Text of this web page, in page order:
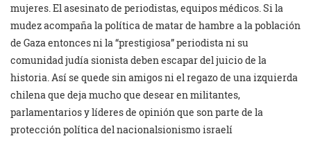
mujeres. El asesinato de periodistas, equipos médicos. Si la
mudez acompaña la política de matar de hambre a la población
de Gaza entonces ni la “prestigiosa” periodista ni su
comunidad judía sionista deben escapar del juicio de la
historia. Así se quede sin amigos ni el regazo de una izquierda
chilena que deja mucho que desear en militantes,
parlamentarios y líderes de opinión que son parte de la
protección política del nacionalsionismo israelí